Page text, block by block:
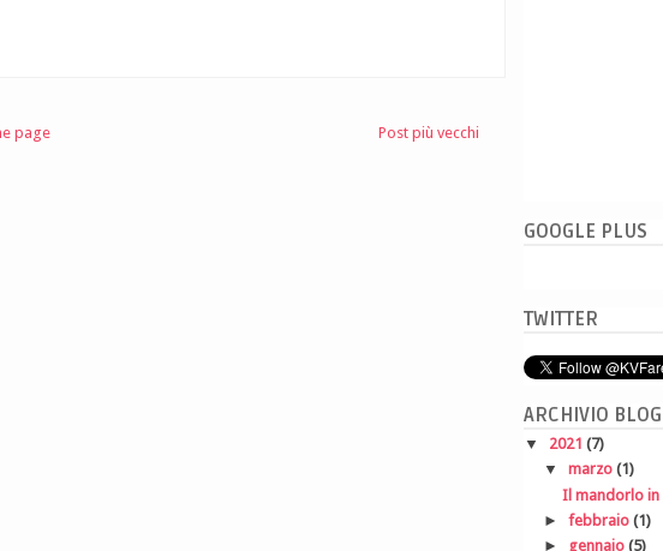
Post più vecchi
page
GOOGLE PLUS
TWITTER
ARCHIVIO BLOG
▼ 2021 (7)
▼ marzo (1)
Il mandorlo in
► febbraio (1)
► gennaio (5)